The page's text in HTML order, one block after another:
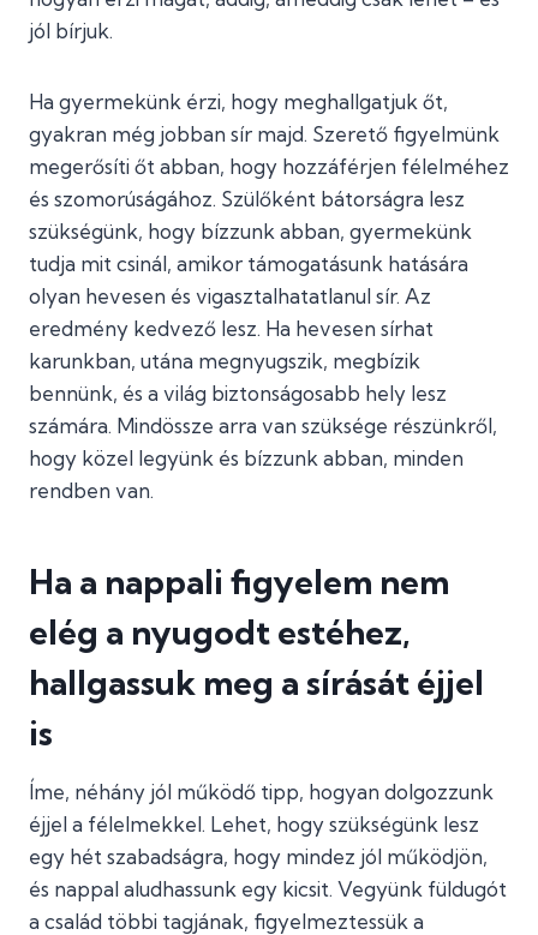
jól bírjuk.
Ha gyermekünk érzi, hogy meghallgatjuk őt,
gyakran még jobban sír majd. Szerető figyelmünk
megerősíti őt abban, hogy hozzáférjen félelméhez
és szomorúságához. Szülőként bátorságra lesz
szükségünk, hogy bízzunk abban, gyermekünk
tudja mit csinál, amikor támogatásunk hatására
olyan hevesen és vigasztalhatatlanul sír. Az
eredmény kedvező lesz. Ha hevesen sírhat
karunkban, utána megnyugszik, megbízik
bennünk, és a világ biztonságosabb hely lesz
számára. Mindössze arra van szüksége részünkről,
hogy közel legyünk és bízzunk abban, minden
rendben van.
Ha a nappali figyelem nem
elég a nyugodt estéhez,
hallgassuk meg a sírását éjjel
is
Íme, néhány jól működő tipp, hogyan dolgozzunk
éjjel a félelmekkel. Lehet, hogy szükségünk lesz
egy hét szabadságra, hogy mindez jól működjön,
és nappal aludhassunk egy kicsit. Vegyünk füldugót
a család többi tagjának, figyelmeztessük a